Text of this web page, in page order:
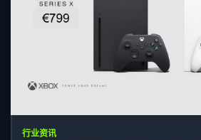
行业资讯